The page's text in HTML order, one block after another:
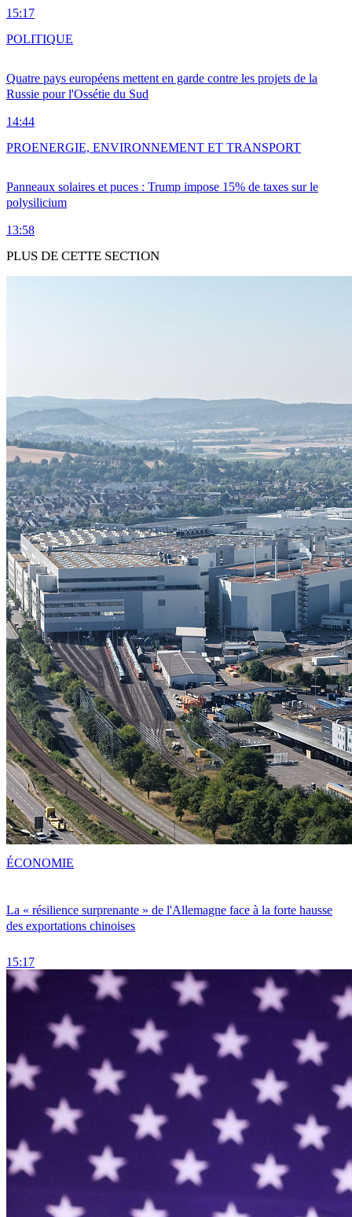
15:17
Quatre pays européens mettent en garde contre les projets de la
Russie pour l'Ossétie du Sud
14:44
POLITIQUE
Panneaux solaires et puces : Trump impose 15% de taxes sur le
polysilicium
13:58
PROENERGIE, ENVIRONNEMENT ET TRANSPORT
PLUS DE CETTE SECTION
La « résilience surprenante » de l'Allemagne face à la forte hausse
des exportations chinoises
15:17
ÉCONOMIE